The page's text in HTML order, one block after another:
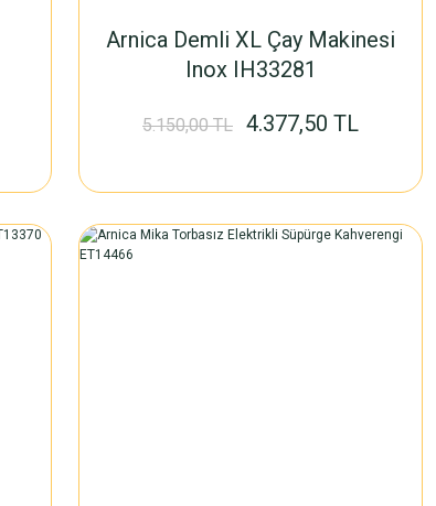
Arnica Demli XL Çay Makinesi
Inox IH33281
5.150,00 TL 4.377,50 TL